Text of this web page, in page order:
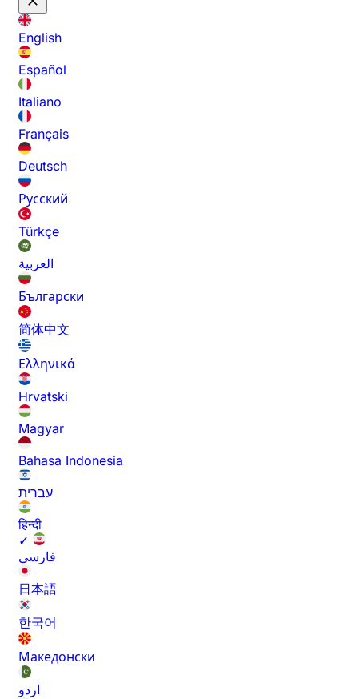
English
Español
Italiano
Français
Deutsch
Русский
Türkçe
العربية
Български
简体中文
Ελληνικά
Hrvatski
Magyar
Bahasa Indonesia
עברית
हिन्दी
✓
فارسی
日本語
한국어
Македонски
اردو